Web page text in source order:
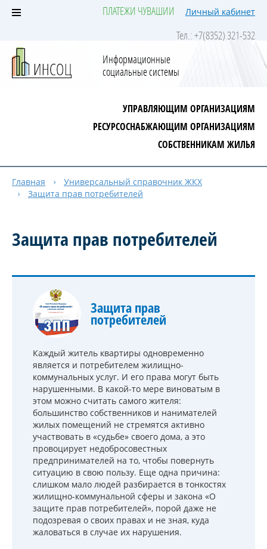
ПЛАТЕЖИ ЧУВАШИИ Личный кабинет
Тел.: +7(8352) 321-532
Информационные
социальные системы
УПРАВЛЯЮЩИМ ОРГАНИЗАЦИЯМ
РЕСУРСОСНАБЖАЮЩИМ ОРГАНИЗАЦИЯМ
СОБСТВЕННИКАМ ЖИЛЬЯ
Главная
Универсальный справочник ЖКХ
Защита прав потребителей
Защита прав потребителей
Защита прав
потребителей
Каждый житель квартиры одновременно
является и потребителем жилищно-
коммунальных услуг. И его права могут быть
нарушенными. В какой-то мере виноватым в
этом можно считать самого жителя:
большинство собственников и нанимателей
жилых помещений не стремятся активно
участвовать в «судьбе» своего дома, а это
провоцирует недобросовестных
предпринимателей на то, чтобы повернуть
ситуацию в свою пользу. Еще одна причина:
слишком мало людей разбирается в тонкостях
жилищно-коммунальной сферы и закона «О
защите прав потребителей», порой даже не
подозревая о своих правах и не зная, куда
жаловаться в случае их нарушения.